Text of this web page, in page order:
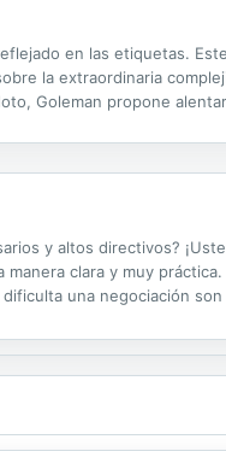
en las etiquetas.
la extraordinaria
Goleman propone
y altos directivos?
clara y muy
una negociación